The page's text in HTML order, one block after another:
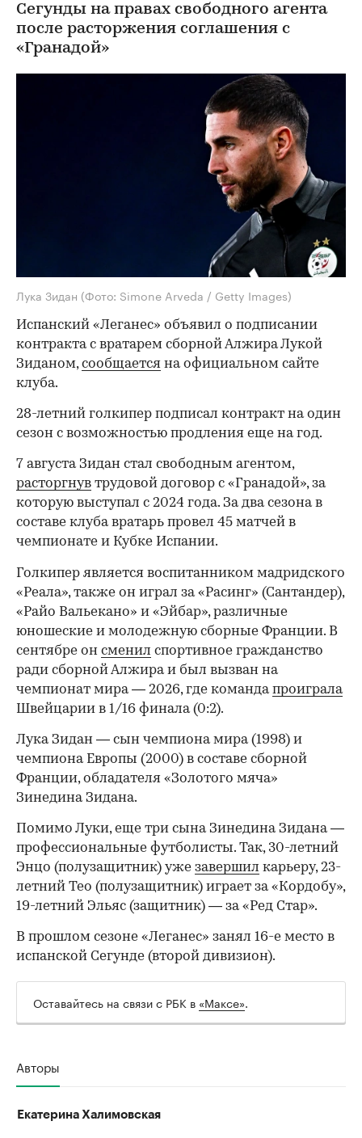
Сегунды на правах свободного агента
после расторжения соглашения с
«Гранадой»
Лука Зидан (Фото: Simone Arveda / Getty Images)
Испанский «Леганес» объявил о подписании
контракта с вратарем сборной Алжира Лукой
Зиданом,сообщается на официальном сайте
клуба.
28-летний голкипер подписал контракт на один
сезон с возможностью продления еще на год.
7 августа Зидан стал свободным агентом,
расторгнув трудовой договор с «Гранадой», за
которую выступал с 2024 года. За два сезона в
составе клуба вратарь провел 45 матчей в
чемпионате и Кубке Испании.
Голкипер является воспитанником мадридского
«Реала», также он играл за «Расинг» (Сантандер),
«Райо Вальекано» и «Эйбар», различные
юношеские и молодежную сборные Франции. В
сентябре он сменил спортивное гражданство
ради сборной Алжира и был вызван на
чемпионат мира — 2026, где командапроиграла
Швейцарии в 1/16 финала (0:2).
Лука Зидан — сын чемпиона мира (1998) и
чемпиона Европы (2000) в составе сборной
Франции, обладателя «Золотого мяча»
Зинедина Зидана.
Помимо Луки, еще три сына Зинедина Зидана —
профессиональные футболисты. Так, 30-летний
Энцо (полузащитник) уже завершил карьеру, 23-
летний Тео (полузащитник) играет за «Кордобу»,
19-летний Эльяс (защитник) — за «Ред Стар».
В прошлом сезоне «Леганес» занял 16-е место в
испанской Сегунде (второй дивизион).
Оставайтесь на связи с РБК в «Максе».
Авторы
Екатерина Халимовская